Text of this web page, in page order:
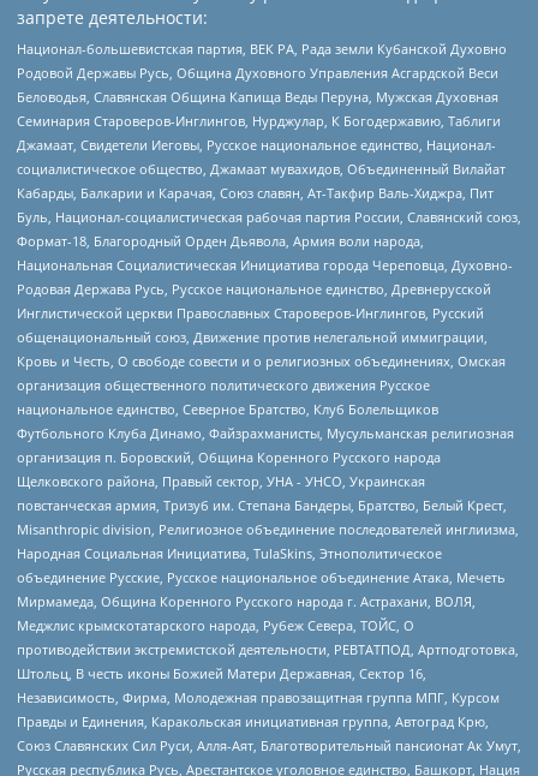
запрете деятельности:
Национал-большевистская партия, ВЕК РА, Рада земли Кубанской Духовно
Родовой Державы Русь, Община Духовного Управления Асгардской Веси
Беловодья, Славянская Община Капища Веды Перуна, Мужская Духовная
Семинария Староверов-Инглингов, Нурджулар, К Богодержавию, Таблиги
Джамаат, Свидетели Иеговы, Русское национальное единство, Национал-
социалистическое общество, Джамаат мувахидов, Объединенный Вилайат
Кабарды, Балкарии и Карачая, Союз славян, Ат-Такфир Валь-Хиджра, Пит
Буль, Национал-социалистическая рабочая партия России, Славянский союз,
Формат-18, Благородный Орден Дьявола, Армия воли народа,
Национальная Социалистическая Инициатива города Череповца, Духовно-
Родовая Держава Русь, Русское национальное единство, Древнерусской
Инглистической церкви Православных Староверов-Инглингов, Русский
общенациональный союз, Движение против нелегальной иммиграции,
Кровь и Честь, О свободе совести и о религиозных объединениях, Омская
организация общественного политического движения Русское
национальное единство, Северное Братство, Клуб Болельщиков
Футбольного Клуба Динамо, Файзрахманисты, Мусульманская религиозная
организация п. Боровский, Община Коренного Русского народа
Щелковского района, Правый сектор, УНА - УНСО, Украинская
повстанческая армия, Тризуб им. Степана Бандеры, Братство, Белый Крест,
Misanthropic division, Религиозное объединение последователей инглиизма,
Народная Социальная Инициатива, TulaSkins, Этнополитическое
объединение Русские, Русское национальное объединение Атака, Мечеть
Мирмамеда, Община Коренного Русского народа г. Астрахани, ВОЛЯ,
Меджлис крымскотатарского народа, Рубеж Севера, ТОЙС, О
противодействии экстремистской деятельности, РЕВТАТПОД, Артподготовка,
Штольц, В честь иконы Божией Матери Державная, Сектор 16,
Независимость, Фирма, Молодежная правозащитная группа МПГ, Курсом
Правды и Единения, Каракольская инициативная группа, Автоград Крю,
Союз Славянских Сил Руси, Алля-Аят, Благотворительный пансионат Ак Умут,
Русская республика Русь, Арестантское уголовное единство, Башкорт, Нация